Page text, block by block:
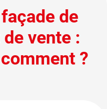
de
vente :
?